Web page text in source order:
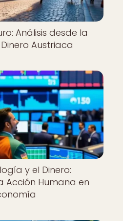
Análisis desde la
Austriaca
y el Dinero:
Acción Humana en